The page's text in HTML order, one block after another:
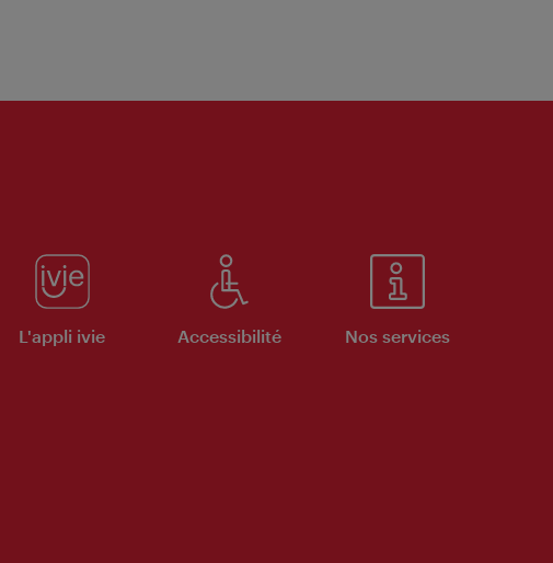
L'appli ivie Accessibilité Nos services